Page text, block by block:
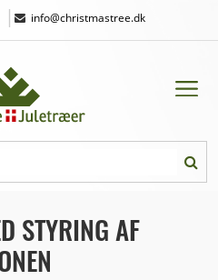
| info@christmastree.dk
STYRING AF